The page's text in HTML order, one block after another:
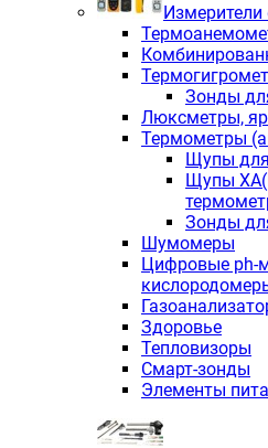
Измерители
Зонды
Люксметры,
Термометры
Щупы для
Щупы
Зонды
Шумомеры
Цифровые ph-
Здоровье
Тепловизоры
Смарт-зонды
Элементы